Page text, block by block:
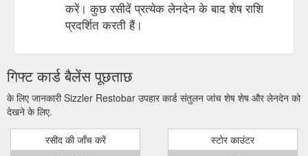
करें। कुछ रसीदें प्रत्येक लेनदेन के बाद शेष राशि
प्रदर्शित करती हैं।
गिफ्ट कार्ड बैलेंस पूछताछ
के लिए जानकारी Sizzler Restobar उपहार कार्ड संतुलन जांच शेष शेष और लेनदेन को
देखने के लिए.
रसीद की जाँच करें स्टोर काउंटर